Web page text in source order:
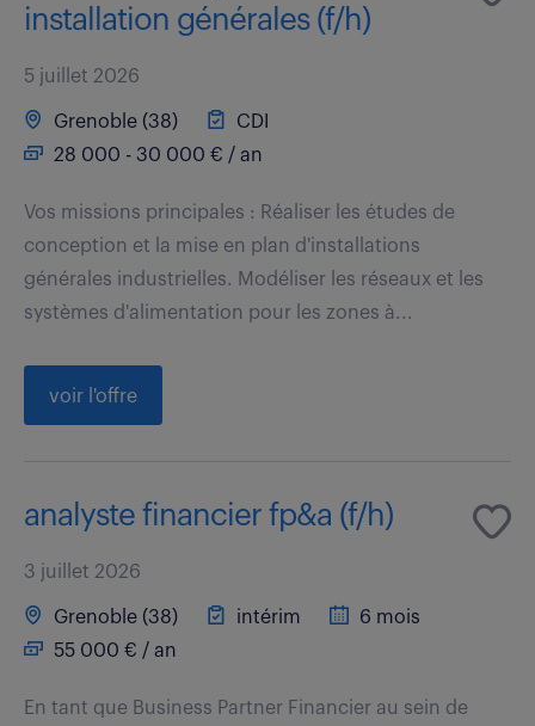
installation générales (f/h)
5 juillet 2026
Grenoble (38)
CDI
28 000 - 30 000 € / an
Vos missions principales : Réaliser les études de
conception et la mise en plan d'installations
générales industrielles. Modéliser les réseaux et les
systèmes d'alimentation pour les zones à...
voir l'offre
analyste financier fp&a (f/h)
3 juillet 2026
Grenoble (38) intérim
6 mois
55 000 € / an
En tant que Business Partner Financier au sein de